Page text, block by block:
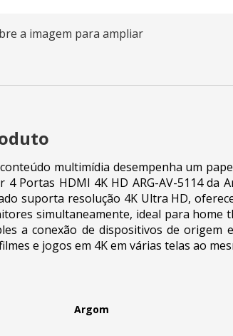
a imagem para ampliar
multimídia desempenha um
4 Portas HDMI 4K HD ARG-AV-5114
suporta resolução 4K Ultra HD,
simultaneamente, ideal para
a conexão de dispositivos de
e jogos em 4K em várias telas ao
Argom